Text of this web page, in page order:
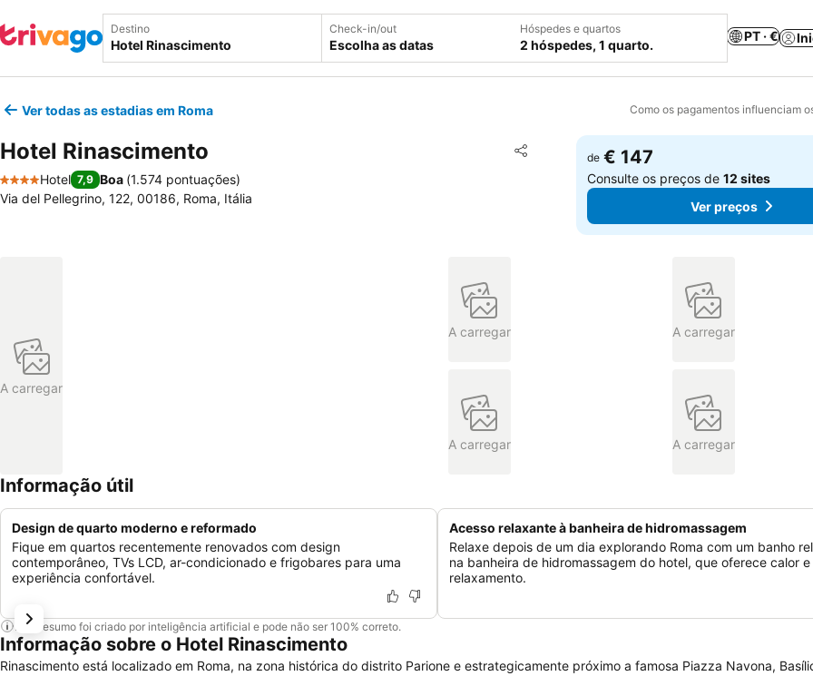
Destino Check-in/out
Escolha as datas
Hóspedes e quartos
2 hóspedes, 1 quarto.
PT · €
Ver todas as estadias em Roma Como os pagamentos influenciam
Hotel Rinascimento Partilhar
Adicionar aos favoritos
4 Estrelas
Hotel 7,9 Boa (1.574 pontuações)
Via del Pellegrino, 122, 00186, Roma, Itália
de € 147
Consulte os preços de12 sites
Ver preços
A carregar
A carregar A carregar
A carregar A carregar
Informação útil
Design de quarto moderno e reformado
Fique em quartos recentemente renovados com design
contemporâneo, TVs LCD, ar-condicionado e frigobares para uma
experiência confortável.
Acesso relaxante à banheira de hidromassagem
Relaxe depois de um dia explorando Roma com um banho
na banheira de hidromassagem do hotel, que oferece calor e
relaxamento.
Este resumo foi criado por inteligência artificial e pode não ser 100% correto.
Informação sobre o Hotel Rinascimento
Rinascimento está localizado em Roma, na zona histórica do distrito Parione e estrategicamente próximo a famosa Piazza Navona,